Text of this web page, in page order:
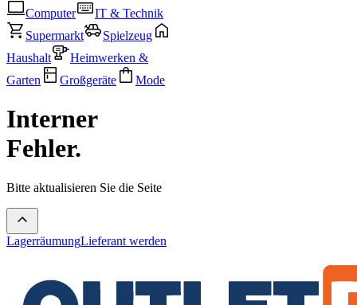
Computer
IT & Technik
Supermarkt
Spielzeug
Haushalt
Heimwerken &
Garten
Großgeräte Mode
Interner
Fehler.
Bitte aktualisieren Sie die Seite
LagerräumungLieferant werden